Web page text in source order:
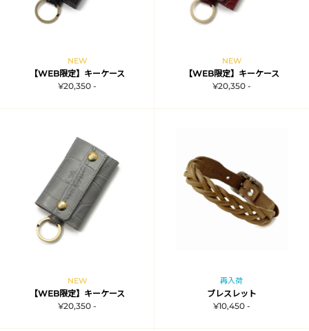
NEW
【WEB限定】キーケース
¥20,350 -
NEW
【WEB限定】キーケース
¥20,350 -
NEW
【WEB限定】キーケース
¥20,350 -
再入荷
ブレスレット
¥10,450 -